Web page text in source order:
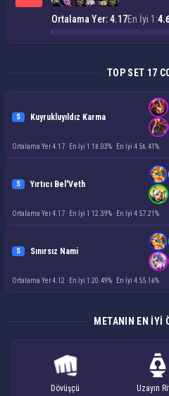
Ortalama Yer: 4.17En İyi 1:
TOP SET 17
S Kuyrukluyıldız Karma
Ortalama Yer 4.17 · En İyi 1 18.03% · En İyi 4 56.41%
S Yırtıcı Bel'Veth
Ortalama Yer 4.17 · En İyi 1 12.39% · En İyi 4 57.21%
S Sınırsız Nami
Ortalama Yer 4.12 · En İyi 1 20.49% · En İyi 4 55.16%
METANIN EN IYI
Dövüşçü Uzayın